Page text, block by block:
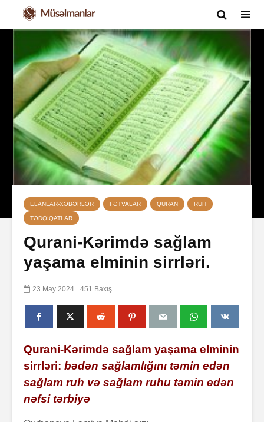
ELANLAR-XƏBƏRLƏR FƏTVALAR QURAN RUH
TƏDQIQATLAR
Qurani-Kərimdə sağlam
yaşama elminin sirrləri.
23 May 2024 451 Baxış
Qurani-Kərimdə sağlam yaşama elminin
sirrləri: bədən sağlamlığını təmin edən
sağlam ruh və sağlam ruhu təmin edən
nəfsi tərbiyə